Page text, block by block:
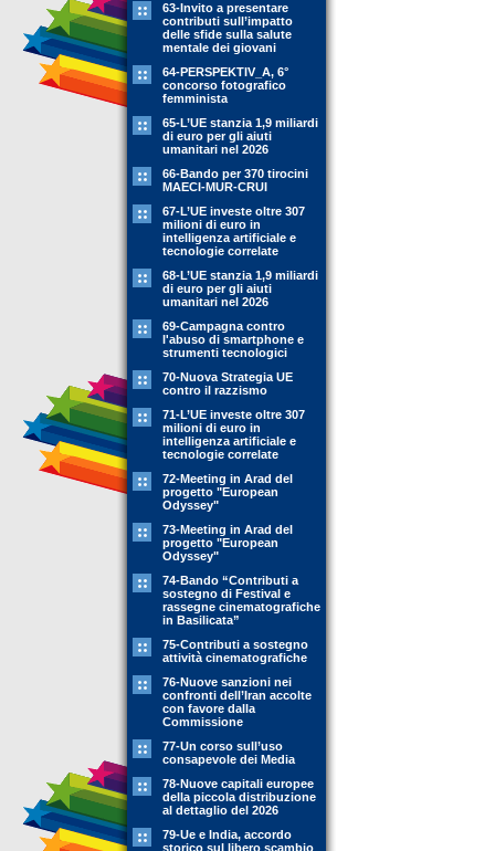
63-Invito a presentare
contributi sull’impatto
delle sfide sulla salute
mentale dei giovani
64-PERSPEKTIV_A, 6°
concorso fotografico
femminista
65-L’UE stanzia 1,9 miliardi
di euro per gli aiuti
umanitari nel 2026
66-Bando per 370 tirocini
MAECI-MUR-CRUI
67-L’UE investe oltre 307
milioni di euro in
intelligenza artificiale e
tecnologie correlate
68-L’UE stanzia 1,9 miliardi
di euro per gli aiuti
umanitari nel 2026
69-Campagna contro
l'abuso di smartphone e
strumenti tecnologici
70-Nuova Strategia UE
contro il razzismo
71-L’UE investe oltre 307
milioni di euro in
intelligenza artificiale e
tecnologie correlate
72-Meeting in Arad del
progetto "European
Odyssey"
73-Meeting in Arad del
progetto "European
Odyssey"
74-Bando “Contributi a
sostegno di Festival e
rassegne cinematografiche
in Basilicata”
75-Contributi a sostegno
attività cinematografiche
76-Nuove sanzioni nei
confronti dell’Iran accolte
con favore dalla
Commissione
77-Un corso sull’uso
consapevole dei Media
78-Nuove capitali europee
della piccola distribuzione
al dettaglio del 2026
79-Ue e India, accordo
storico sul libero scambio